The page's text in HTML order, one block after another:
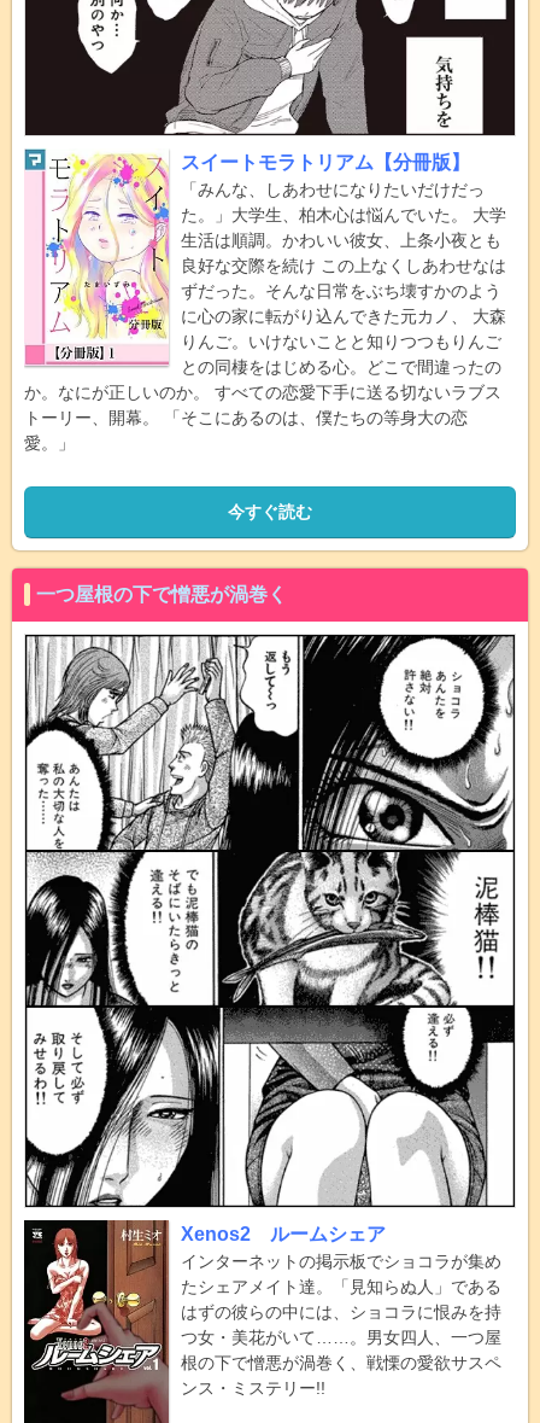
スイートモラトリアム【分冊版】
「みんな、しあわせになりたいだけだっ
た。」大学生、柏木心は悩んでいた。 大学
生活は順調。かわいい彼女、上条小夜とも
良好な交際を続け この上なくしあわせなは
ずだった。そんな日常をぶち壊すかのよう
に心の家に転がり込んできた元カノ、 大森
りんご。いけないことと知りつつもりんご
との同棲をはじめる心。どこで間違ったの
か。なにが正しいのか。 すべての恋愛下手に送る切ないラブス
トーリー、開幕。 「そこにあるのは、僕たちの等身大の恋
愛。」
今すぐ読む
一つ屋根の下で憎悪が渦巻く
Xenos2 ルームシェア
インターネットの掲示板でショコラが集め
たシェアメイト達。「見知らぬ人」である
はずの彼らの中には、ショコラに恨みを持
つ女・美花がいて……。男女四人、一つ屋
根の下で憎悪が渦巻く、戦慄の愛欲サスペ
ンス・ミステリー!!